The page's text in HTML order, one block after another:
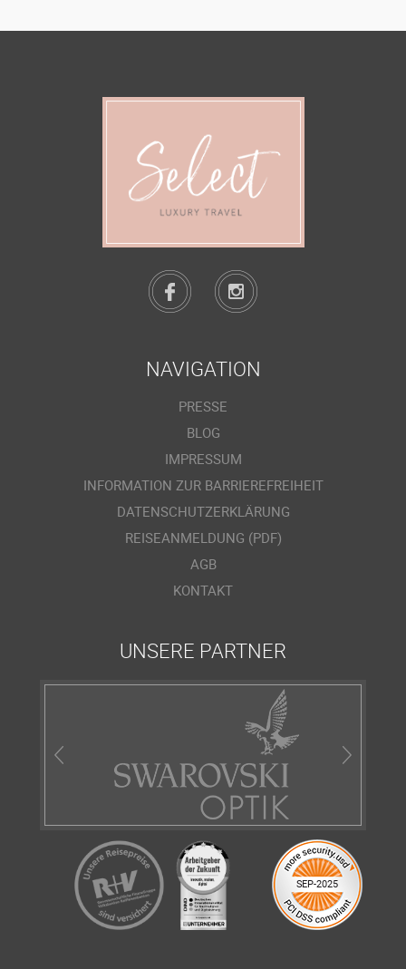
NAVIGATION
PRESSE
BLOG
IMPRESSUM
INFORMATION ZUR BARRIEREFREIHEIT
DATENSCHUTZERKLÄRUNG
REISEANMELDUNG (PDF)
AGB
KONTAKT
UNSERE PARTNER